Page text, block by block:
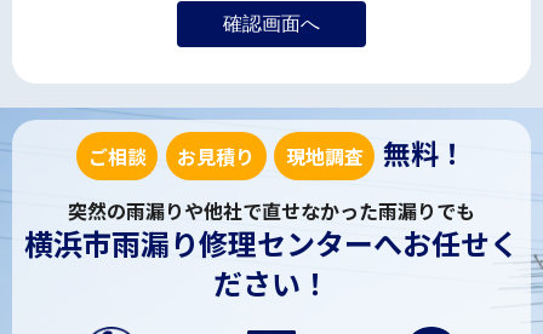
ご相談 お見積り 現地調査 無料！
突然の雨漏りや他社で直せなかった雨漏りでも
横浜市雨漏り修理センターへお任せく
ださい！